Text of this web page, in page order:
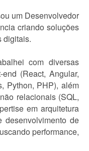
um Desenvolvedor
criando soluções
digitais.
com diversas
(React, Angular,
Python, PHP), além
relacionais (SQL,
em arquitetura
desenvolvimento de
performance,